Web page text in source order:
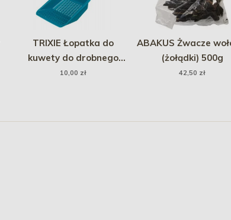
TRIXIE Łopatka do
kuwety do drobnego
podłoża - Rozmiar: L
10,00 zł
ABAKUS Żwacze
(żołądki) 500g
42,50 zł